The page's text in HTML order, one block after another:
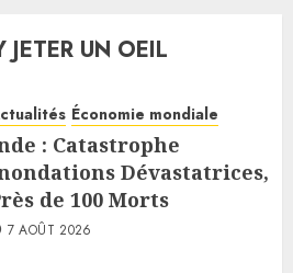
UN OEIL
Économie mondiale
: Catastrophe
Dévastatrices,
de 100 Morts
7 AOÛT 2026